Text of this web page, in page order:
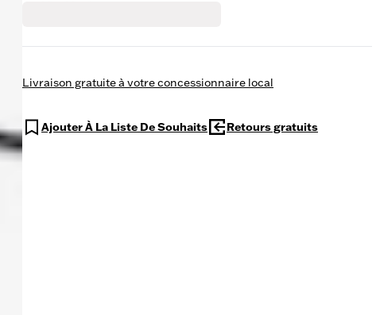
Livraison gratuite à votre concessionnaire local
Ajouter À La Liste De Souhaits Retours gratuits